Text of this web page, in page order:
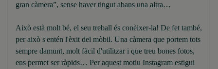
gran càmera”, sense haver tingut abans una altra…
Això està molt bé, el seu treball és conèixer-la! De fet també,
per això s'entén l'èxit del mòbil. Una càmera que portem tots
sempre damunt, molt fàcil d'utilitzar i que treu bones fotos,
ens permet ser ràpids… Per aquest motiu Instagram estigui